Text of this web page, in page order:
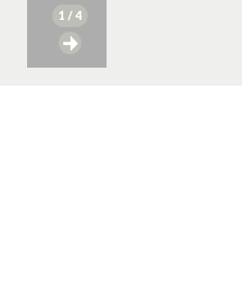
1 / 4